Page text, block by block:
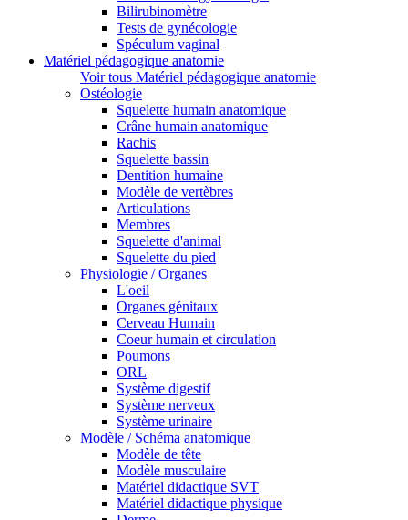
Bilirubinomètre
Tests de gynécologie
Spéculum vaginal
Matériel pédagogique anatomie
Voir tous Matériel pédagogique anatomie
Ostéologie
Squelette humain anatomique
Crâne humain anatomique
Rachis
Squelette bassin
Dentition humaine
Modèle de vertèbres
Articulations
Membres
Squelette d'animal
Squelette du pied
Physiologie / Organes
L'oeil
Organes génitaux
Cerveau Humain
Coeur humain et circulation
Poumons
ORL
Système digestif
Système nerveux
Système urinaire
Modèle / Schéma anatomique
Modèle de tête
Modèle musculaire
Matériel didactique SVT
Matériel didactique physique